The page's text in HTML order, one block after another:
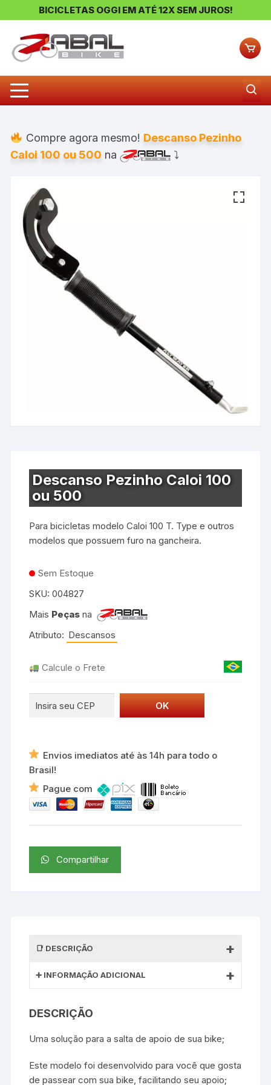
BICICLETAS OGGI EM ATÉ 12X SEM JUROS!
Compre agora mesmo! Descanso Pezinho
Caloi 100 ou 500 na ⤵
Descanso Pezinho Caloi 100
ou 500
Para bicicletas modelo Caloi 100 T. Type e outros
modelos que possuem furo na gancheira.
Sem Estoque
SKU:004827
Mais Peças na
Atributo: Descansos
Calcule o Frete
Envios imediatos até às 14h para todo o
Brasil!
Pague com
Compartilhar
DESCRIÇÃO
INFORMAÇÃO ADICIONAL
DESCRIÇÃO
Uma solução para a salta de apoio de sua bike;
Este modelo foi desenvolvido para você que gosta
de passear com sua bike, facilitando seu apoio;